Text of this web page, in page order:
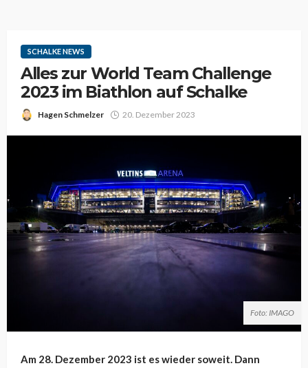
SCHALKE NEWS
Alles zur World Team Challenge
2023 im Biathlon auf Schalke
Hagen Schmelzer 20. Dezember 2023
Foto: IMAGO
Am 28. Dezember 2023 ist es wieder soweit. Dann